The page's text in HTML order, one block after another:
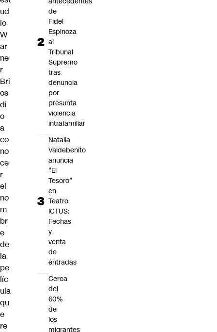
ud
io
W
ar
ne
r
Bri
os
di
o
a
co
no
ce
r
el
no
m
br
e
de
la
pe
líc
ula
qu
e
re
de
Fidel
Espinoza
al
Tribunal
Supremo
tras
denuncia
por
presunta
violencia
intrafamiliar
Natalia
Valdebenito
anuncia
“El
Tesoro”
en
Teatro
ICTUS:
Fechas
y
venta
de
entradas
Cerca
del
60%
de
los
migrantes